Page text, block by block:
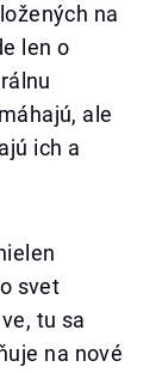
na
len o
ale
ich a
svet
tu sa
na nové